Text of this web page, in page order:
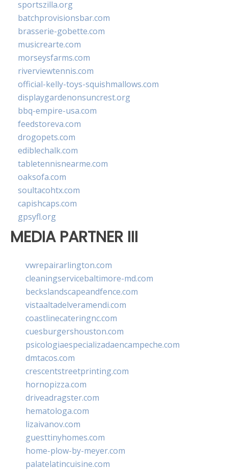
sportszilla.org
batchprovisionsbar.com
brasserie-gobette.com
musicrearte.com
morseysfarms.com
riverviewtennis.com
official-kelly-toys-squishmallows.com
displaygardenonsuncrest.org
bbq-empire-usa.com
feedstoreva.com
drogopets.com
ediblechalk.com
tabletennisnearme.com
oaksofa.com
soultacohtx.com
capishcaps.com
gpsyfl.org
MEDIA PARTNER III
vwrepairarlington.com
cleaningservicebaltimore-md.com
beckslandscapeandfence.com
vistaaltadelveramendi.com
coastlinecateringnc.com
cuesburgershouston.com
psicologiaespecializadaencampeche.com
dmtacos.com
crescentstreetprinting.com
hornopizza.com
driveadragster.com
hematologa.com
lizaivanov.com
guesttinyhomes.com
home-plow-by-meyer.com
palatelatincuisine.com